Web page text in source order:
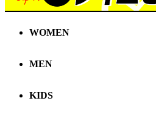
WOMEN
MEN
KIDS